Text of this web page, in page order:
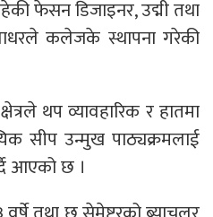
फेसन डिजाइनर, उद्मी तथा
कलेजके स्थापना गरेकी
थप व्यावहारिक र हातमा
सीप उन्मुख पाठ्यक्रमलाई
आएको छ ।